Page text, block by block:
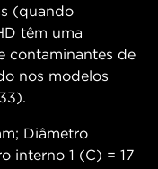
(quando
têm uma
contaminantes de
nos modelos
Diâmetro
interno 1 (C) = 17